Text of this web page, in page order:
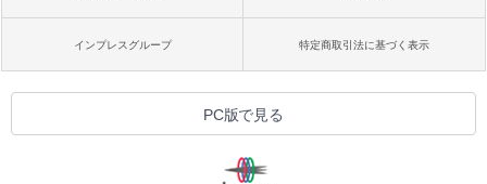
インプレスグループ 特定商取引法に基づく表示
PC版で見る